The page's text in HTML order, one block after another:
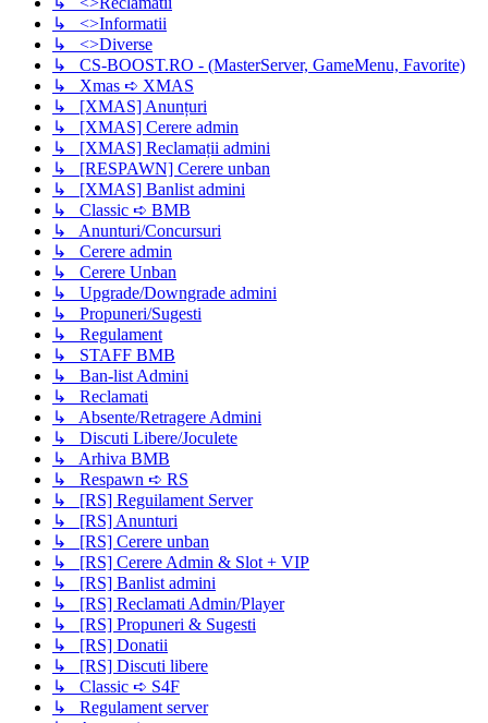
↳ <>Informatii
↳ <>Diverse
↳ CS-BOOST.RO - (MasterServer, GameMenu, Favorite)
↳ Xmas ➪ XMAS
↳ [XMAS] Anunțuri
↳ [XMAS] Cerere admin
↳ [XMAS] Reclamații admini
↳ [RESPAWN] Cerere unban
↳ [XMAS] Banlist admini
↳ Classic ➪ BMB
↳ Anunturi/Concursuri
↳ Cerere admin
↳ Cerere Unban
↳ Upgrade/Downgrade admini
↳ Propuneri/Sugesti
↳ Regulament
↳ STAFF BMB
↳ Ban-list Admini
↳ Reclamati
↳ Absente/Retragere Admini
↳ Discuti Libere/Joculete
↳ Arhiva BMB
↳ Respawn ➪ RS
↳ [RS] Reguilament Server
↳ [RS] Anunturi
↳ [RS] Cerere unban
↳ [RS] Cerere Admin & Slot + VIP
↳ [RS] Banlist admini
↳ [RS] Reclamati Admin/Player
↳ [RS] Propuneri & Sugesti
↳ [RS] Donatii
↳ [RS] Discuti libere
↳ Classic ➪ S4F
↳ Regulament server